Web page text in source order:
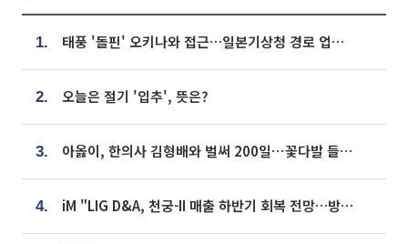
1. 태풍 '돌핀' 오키나와 접근…일본기상청 경로 업데이트
2. 오늘은 절기 '입추', 뜻은?
3. 아옳이, 한의사 김형배와 벌써 200일⋯꽃다발 들고 "프러포즈 아냐"
4. iM "LIG D&A, 천궁-II 매출 하반기 회복 전망…방산 톱픽 유지"